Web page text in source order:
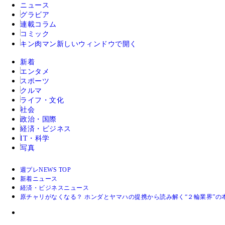
ニュース
グラビア
連載コラム
コミック
キン肉マン 新しいウィンドウで開く
新着
エンタメ
スポーツ
クルマ
ライフ・文化
社会
政治・国際
経済・ビジネス
IT・科学
写真
週プレNEWS TOP
新着ニュース
経済・ビジネスニュース
原チャリがなくなる？ ホンダとヤマハの提携から読み解く“２輪業界”の